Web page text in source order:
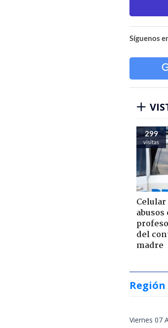
Síguenos
299
visitas
del
madre
Viernes 07